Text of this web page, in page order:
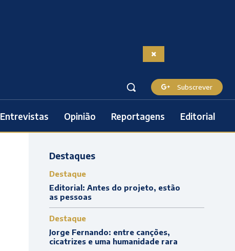
Subscrever
Entrevistas Opinião Reportagens Editorial
Destaques
Destaque
Editorial: Antes do projeto, estão
as pessoas
Destaque
Jorge Fernando: entre canções,
cicatrizes e uma humanidade rara